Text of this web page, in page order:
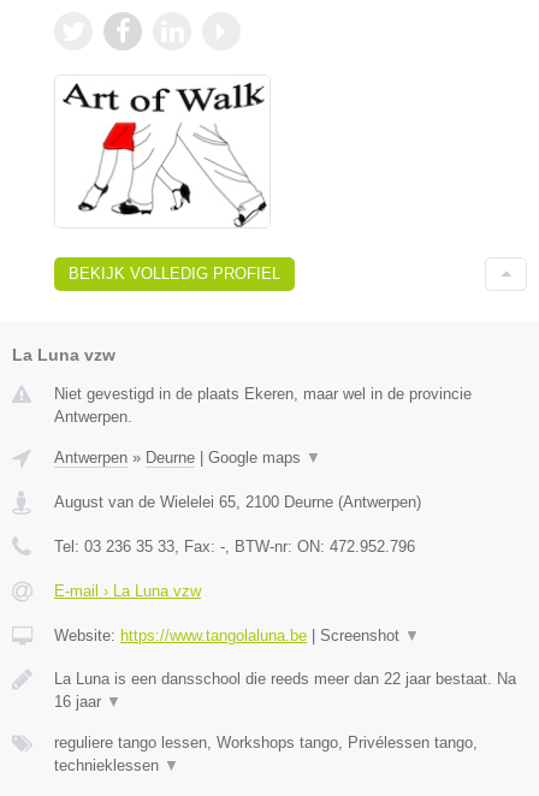
BEKIJK VOLLEDIG PROFIEL
La Luna vzw
Niet gevestigd in de plaats Ekeren, maar wel in de provincie
Antwerpen.
Antwerpen » Deurne Google maps ▼
August van de Wielelei 65, 2100 Deurne (Antwerpen)
Tel: 03 236 35 33, Fax: -, BTW-nr: ON: 472.952.796
E-mail › La Luna vzw
Website: https://www.tangolaluna.be Screenshot ▼
La Luna is een dansschool die reeds meer dan 22 jaar bestaat. Na
16 jaar ▼
reguliere tango lessen, Workshops tango, Privélessen tango,
technieklessen ▼